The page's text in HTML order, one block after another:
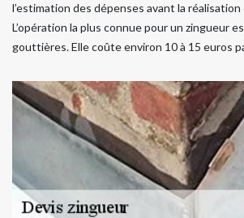
l’estimation des dépenses avant la
L’opération la plus connue pour un zingueur
gouttières. Elle coûte environ 10 à 15 euros